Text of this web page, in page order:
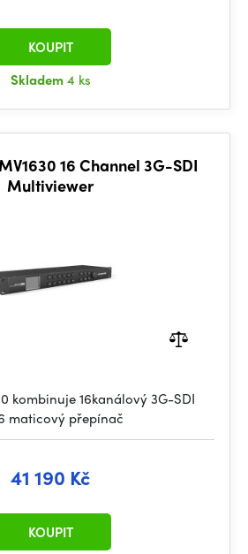
Skladem4 ks
KOUPIT
16 Channel 3G-SDI
Multiviewer
kombinuje 16kanálový 3G-SDI
maticový přepínač
41 190 Kč
KOUPIT